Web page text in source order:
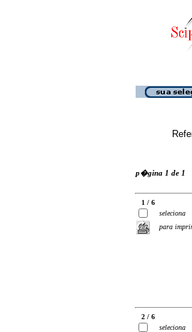
p�gina 1 de 1
1 / 6
seleciona
para
2 / 6
seleciona